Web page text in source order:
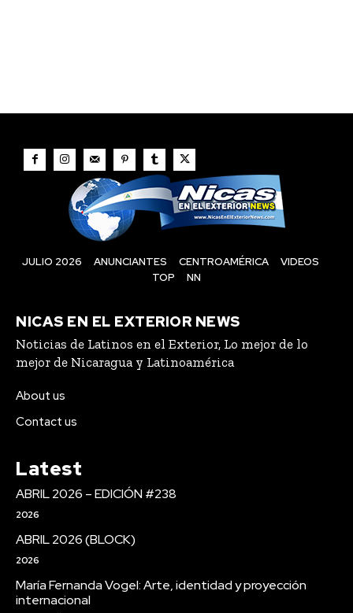
JULIO 2026 ANUNCIANTES CENTROAMÉRICA
VIDEOS
TOP
NN
NICAS EN EL EXTERIOR NEWS
Noticias de Latinos en el Exterior, Lo mejor de lo
mejor de Nicaragua y Latinoamérica
About us
Contact us
Latest
ABRIL 2026 – EDICIÓN #238
2026
ABRIL 2026 (BLOCK)
2026
María Fernanda Vogel: Arte, identidad y proyección
internacional